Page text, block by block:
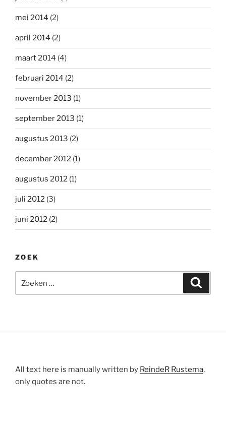
mei 2014 (2)
april 2014 (2)
maart 2014 (4)
februari 2014 (2)
november 2013 (1)
september 2013 (1)
augustus 2013 (2)
december 2012 (1)
augustus 2012 (1)
juli 2012 (3)
juni 2012 (2)
ZOEK
naar:
All text here is manually written by ReindeR Rustema,
only quotes are not.